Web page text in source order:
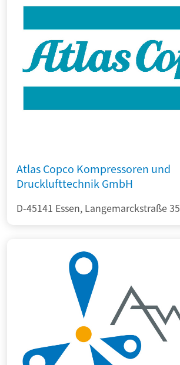
Atlas Copco Kompressoren und
Drucklufttechnik GmbH
D-45141 Essen, Langemarckstraße 35